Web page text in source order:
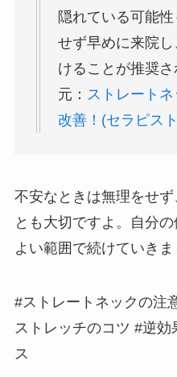
隠れている可能
せず早めに来院
けることが推奨
元： ストレート
改善！(セラピス
不安なときは無理をせ
とも大切ですよ。自分
よい範囲で続けていきま
#ストレートネックの注
ストレッチのコツ #逆
ス